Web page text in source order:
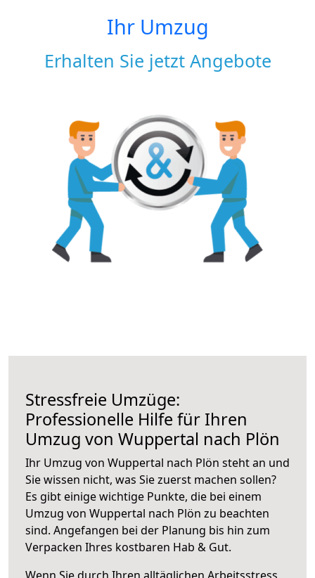
Ihr Umzug
Erhalten Sie jetzt Angebote
Stressfreie Umzüge:
Professionelle Hilfe für Ihren
Umzug von Wuppertal nach Plön
Ihr Umzug von Wuppertal nach Plön steht an und
Sie wissen nicht, was Sie zuerst machen sollen?
Es gibt einige wichtige Punkte, die bei einem
Umzug von Wuppertal nach Plön zu beachten
sind. Angefangen bei der Planung bis hin zum
Verpacken Ihres kostbaren Hab & Gut.